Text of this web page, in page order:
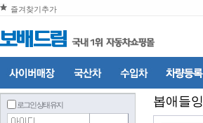
즐겨찾기추가
로그인 상태 유지 봅애들잉